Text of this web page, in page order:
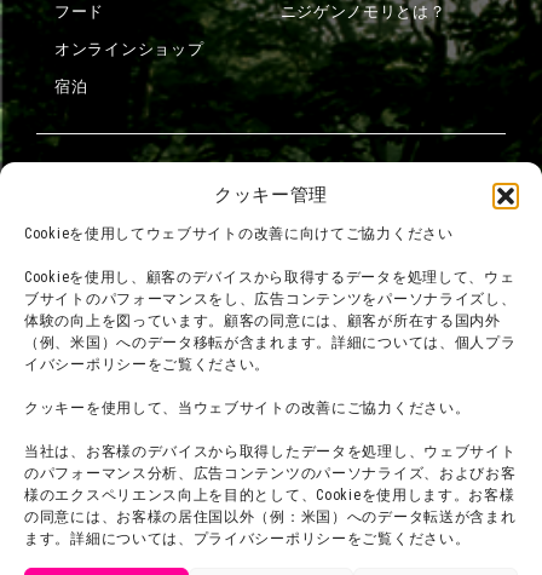
クッキー管理
Cookieを使用してウェブサイトの改善に向けてご協力ください
Cookieを使用し、顧客のデバイスから取得するデータを処理して、ウェ
ブサイトのパフォーマンスをし、広告コンテンツをパーソナライズし、
体験の向上を図っています。顧客の同意には、顧客が所在する国内外
（例、米国）へのデータ移転が含まれます。詳細については、個人プラ
イバシーポリシーをご覧ください。
クッキーを使用して、当ウェブサイトの改善にご協力ください。
当社は、お客様のデバイスから取得したデータを処理し、ウェブサイト
のパフォーマンス分析、広告コンテンツのパーソナライズ、およびお客
様のエクスペリエンス向上を目的として、Cookieを使用します。お客様
の同意には、お客様の居住国以外（例：米国）へのデータ転送が含まれ
ます。詳細については、プライバシーポリシーをご覧ください。
フード
オンラインショップ
宿泊
ニジゲンノモリとは？
お問い合わせ
利用規約
プライバシーポリシー
プレスリリース
会社概要
スタッフ募集